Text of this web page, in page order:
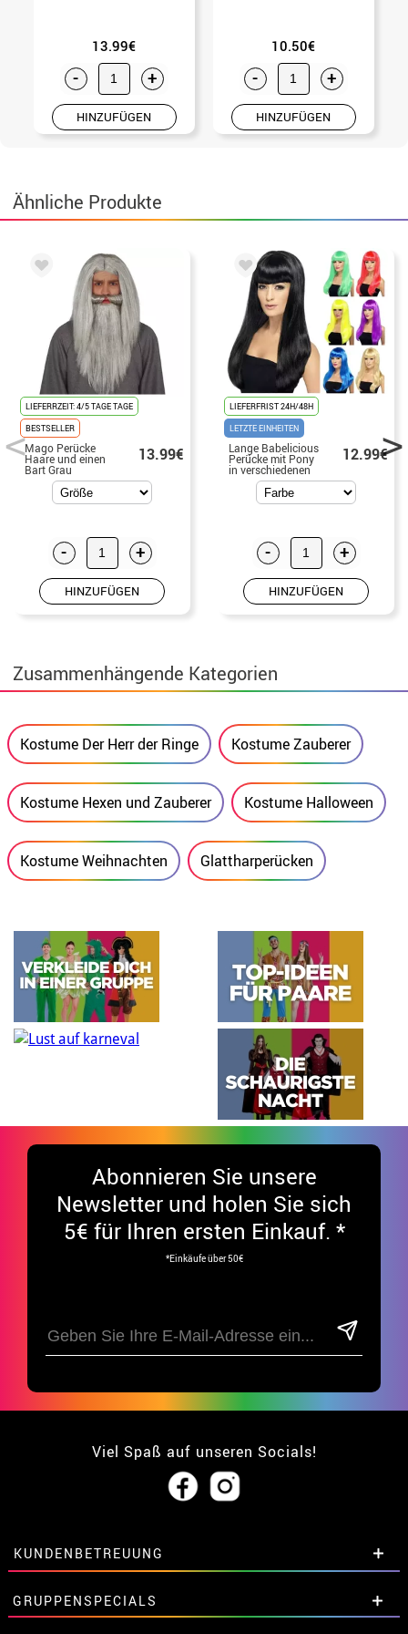
13.99€
- +
HINZUFÜGEN
10.50€
- +
HINZUFÜGEN
Ähnliche Produkte
LIEFERRZEIT: 4/5 TAGE TAGE
BESTSELLER
Mago Perücke
Haare und einen
Bart Grau
13.99€
- +
HINZUFÜGEN
LIEFERFRIST 24H/48H
LETZTE EINHEITEN
Lange Babelicious
Perücke mit Pony
in verschiedenen
Farben
12.99€
- +
HINZUFÜGEN
Zusammenhängende Kategorien
Kostume Der Herr der Ringe Kostume Zauberer
Kostume Hexen und Zauberer Kostume Halloween
Kostume Weihnachten Glattharperücken
Abonnieren Sie unsere
Newsletter und holen Sie sich
5€ für Ihren ersten Einkauf. *
*Einkäufe über 50€
Viel Spaß auf unseren Socials!
KUNDENBETREUUNG
• Über uns
• Verkaufskonditionen
GRUPPENSPECIALS